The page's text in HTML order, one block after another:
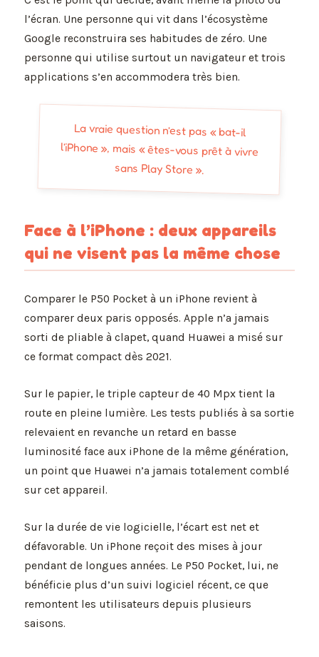
l’écran. Une personne qui vit dans l’écosystème
Google reconstruira ses habitudes de zéro. Une
personne qui utilise surtout un navigateur et trois
applications s’en accommodera très bien.
La vraie question n’est pas « bat-il
l’iPhone », mais « êtes-vous prêt à vivre
sans Play Store ».
Face à l’iPhone : deux appareils
qui ne visent pas la même chose
Comparer le P50 Pocket à un iPhone revient à
comparer deux paris opposés. Apple n’a jamais
sorti de pliable à clapet, quand Huawei a misé sur
ce format compact dès 2021.
Sur le papier, le triple capteur de 40 Mpx tient la
route en pleine lumière. Les tests publiés à sa sortie
relevaient en revanche un retard en basse
luminosité face aux iPhone de la même génération,
un point que Huawei n’a jamais totalement comblé
sur cet appareil.
Sur la durée de vie logicielle, l’écart est net et
défavorable. Un iPhone reçoit des mises à jour
pendant de longues années. Le P50 Pocket, lui, ne
bénéficie plus d’un suivi logiciel récent, ce que
remontent les utilisateurs depuis plusieurs
saisons.